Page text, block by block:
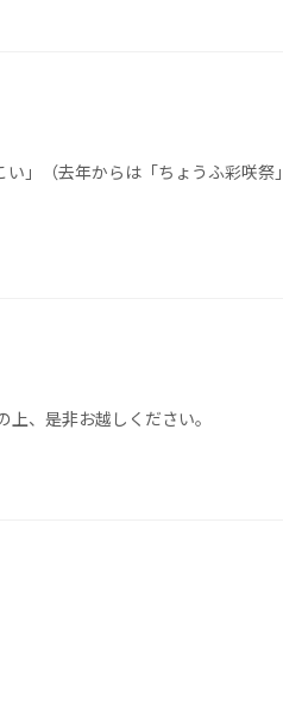
」（去年からは「ちょうふ彩咲祭
、是非お越しください。